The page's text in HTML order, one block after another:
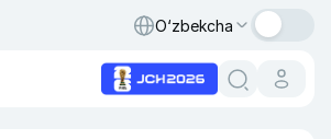
O‘zbekcha